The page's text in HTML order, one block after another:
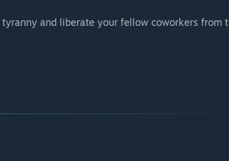
and liberate your fellow coworkers from